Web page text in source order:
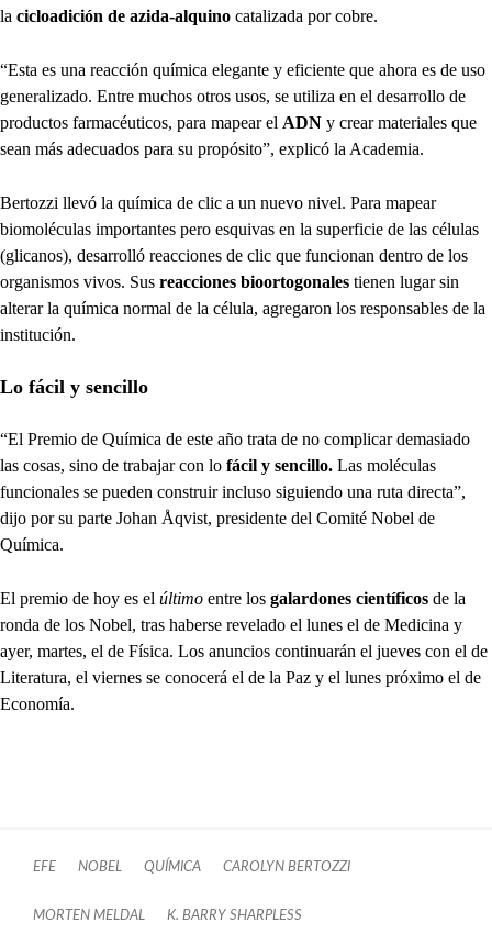
la cicloadición de azida-alquino catalizada por cobre.
“Esta es una reacción química elegante y eficiente que ahora es de uso
generalizado. Entre muchos otros usos, se utiliza en el desarrollo de
productos farmacéuticos, para mapear el ADN y crear materiales que
sean más adecuados para su propósito”, explicó la Academia.
Bertozzi llevó la química de clic a un nuevo nivel. Para mapear
biomoléculas importantes pero esquivas en la superficie de las células
(glicanos), desarrolló reacciones de clic que funcionan dentro de los
organismos vivos. Sus reacciones bioortogonales tienen lugar sin
alterar la química normal de la célula, agregaron los responsables de la
institución.
Lo fácil y sencillo
“El Premio de Química de este año trata de no complicar demasiado
las cosas, sino de trabajar con lo fácil y sencillo. Las moléculas
funcionales se pueden construir incluso siguiendo una ruta directa”,
dijo por su parte Johan Åqvist, presidente del Comité Nobel de
Química.
El premio de hoy es el último entre los galardones científicos de la
ronda de los Nobel, tras haberse revelado el lunes el de Medicina y
ayer, martes, el de Física. Los anuncios continuarán el jueves con el de
Literatura, el viernes se conocerá el de la Paz y el lunes próximo el de
Economía.
EFE NOBEL QUÍMICA CAROLYN BERTOZZI
MORTEN MELDAL K. BARRY SHARPLESS